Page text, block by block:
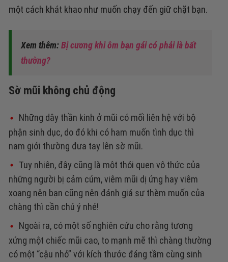
một cách khát khao như muốn chạy đến giữ chặt bạn.
Xem thêm:Bị cương khi ôm bạn gái có phải là bất
thường?
Sờ mũi không chủ động
Những dây thần kinh ở mũi có mối liên hệ với bộ
phận sinh dục, do đó khi có ham muốn tình dục thì
nam giới thường đưa tay lên sờ mũi.
Tuy nhiên, đây cũng là một thói quen vô thức của
những người bị cảm cúm, viêm mũi dị ứng hay viêm
xoang nên bạn cũng nên đánh giá sự thèm muốn của
chàng thì cần chú ý nhé!
Ngoài ra, có một số nghiên cứu cho rằng tương
xứng một chiếc mũi cao, to mạnh mẽ thì chàng thường
có một “cậu nhỏ” với kích thước đáng tầm cùng sinh